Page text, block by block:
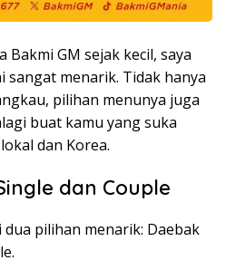
Bakmi GM sejak kecil, saya
sangat menarik. Tidak hanya
pilihan menunya juga
buat kamu yang suka
dan Korea.
dan Couple
pilihan menarik: Daebak